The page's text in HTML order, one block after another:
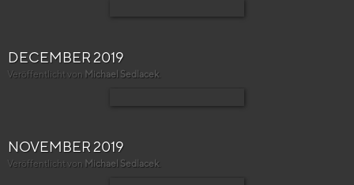
DECEMBER 2019
Veröffentlicht von Michael Sedlacek
NOVEMBER 2019
Veröffentlicht von Michael Sedlacek